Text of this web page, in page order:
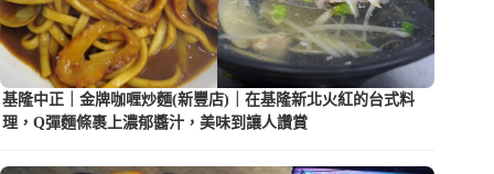
基隆中正｜金牌咖喱炒麵(新豐店)｜在基隆新北火紅的台式料
理，Q彈麵條裹上濃郁醬汁，美味到讓人讚賞